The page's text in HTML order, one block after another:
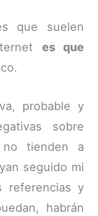
que suelen
es que
probable y
sobre
tienden a
seguido mi
referencias y
habrán